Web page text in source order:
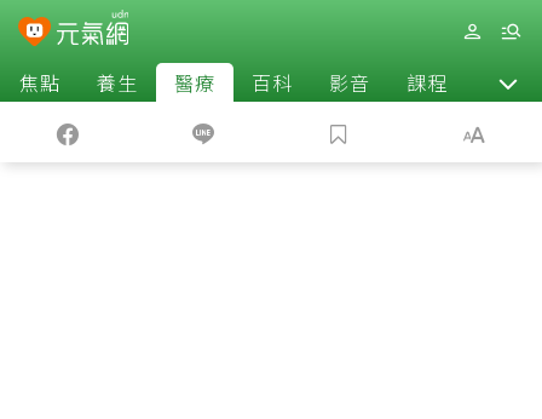
焦點 養生 醫療 百科 影音 課程 退休